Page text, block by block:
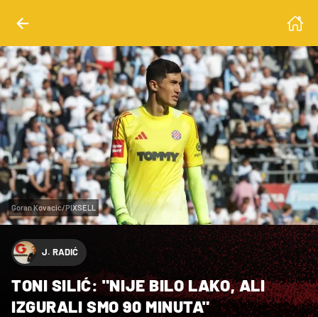
Goran Kovacic/PIXSELL
J. RADIĆ
TONI SILIĆ: "NIJE BILO LAKO, ALI
IZGURALI SMO 90 MINUTA"